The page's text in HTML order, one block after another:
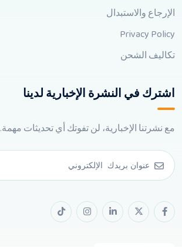
الإرجاع والاستبدال
Privacy Policy
تكاليف الشحن
اشترك في النشرة الإخبارية لدينا
مع نشرتنا الإخبارية، لن تفوتك أي تحديثات مهمة.